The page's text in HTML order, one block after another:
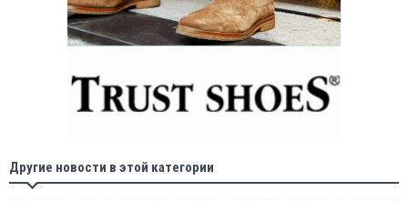
Другие новости в этой категории